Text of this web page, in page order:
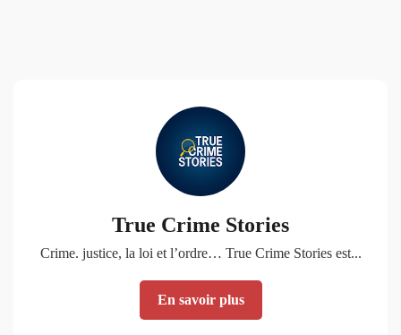
True Crime Stories
Crime. justice, la loi et l’ordre… True Crime Stories est...
En savoir plus